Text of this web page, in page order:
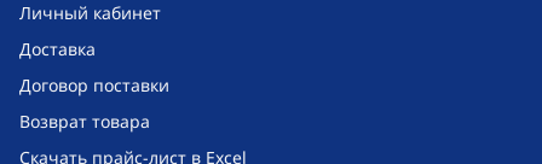
Личный кабинет
Доставка
Договор поставки
Возврат товара
Скачать прайс-лист в Excel